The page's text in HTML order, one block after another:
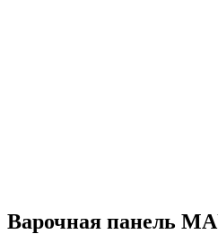
Варочная панель